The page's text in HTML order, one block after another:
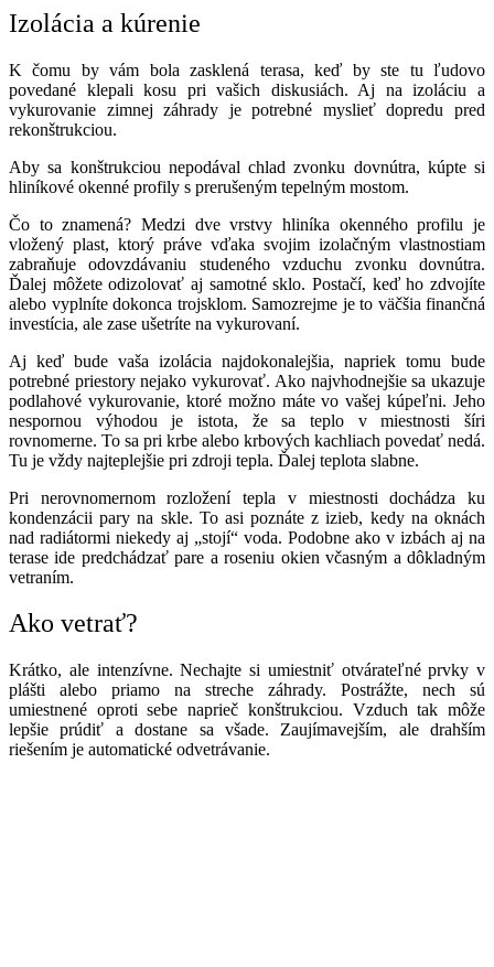
Izolácia a kúrenie
K čomu by vám bola zasklená terasa, keď by ste tu ľudovo
povedané klepali kosu pri vašich diskusiách. Aj na izoláciu a
vykurovanie zimnej záhrady je potrebné myslieť dopredu pred
rekonštrukciou.
Aby sa konštrukciou nepodával chlad zvonku dovnútra, kúpte si
hliníkové okenné profily s prerušeným tepelným mostom.
Čo to znamená? Medzi dve vrstvy hliníka okenného profilu je
vložený plast, ktorý práve vďaka svojim izolačným vlastnostiam
zabraňuje odovzdávaniu studeného vzduchu zvonku dovnútra.
Ďalej môžete odizolovať aj samotné sklo. Postačí, keď ho zdvojíte
alebo vyplníte dokonca trojsklom. Samozrejme je to väčšia finančná
investícia, ale zase ušetríte na vykurovaní.
Aj keď bude vaša izolácia najdokonalejšia, napriek tomu bude
potrebné priestory nejako vykurovať. Ako najvhodnejšie sa ukazuje
podlahové vykurovanie, ktoré možno máte vo vašej kúpeľni. Jeho
nespornou výhodou je istota, že sa teplo v miestnosti šíri
rovnomerne. To sa pri krbe alebo krbových kachliach povedať nedá.
Tu je vždy najteplejšie pri zdroji tepla. Ďalej teplota slabne.
Pri nerovnomernom rozložení tepla v miestnosti dochádza ku
kondenzácii pary na skle. To asi poznáte z izieb, kedy na oknách
nad radiátormi niekedy aj „stojí“ voda. Podobne ako v izbách aj na
terase ide predchádzať pare a roseniu okien včasným a dôkladným
vetraním.
Ako vetrať?
Krátko, ale intenzívne. Nechajte si umiestniť otvárateľné prvky v
plášti alebo priamo na streche záhrady. Postrážte, nech sú
umiestnené oproti sebe naprieč konštrukciou. Vzduch tak môže
lepšie prúdiť a dostane sa všade. Zaujímavejším, ale drahším
riešením je automatické odvetrávanie.